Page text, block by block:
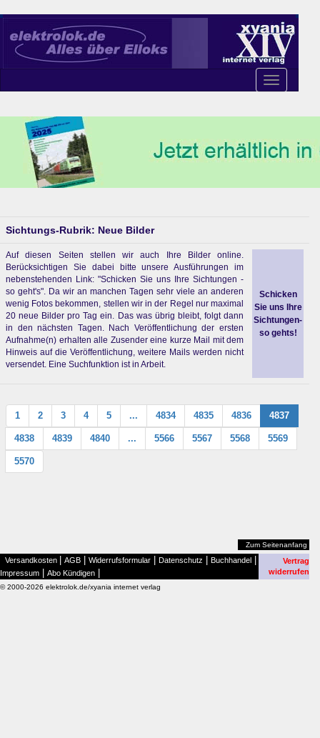
Toggle
navigation
Sichtungs-Rubrik: Neue Bilder
Auf diesen Seiten stellen wir auch Ihre Bilder online.
Berücksichtigen Sie dabei bitte unsere Ausführungen im
nebenstehenden Link: "Schicken Sie uns Ihre Sichtungen -
so geht's". Da wir an manchen Tagen sehr viele an anderen
wenig Fotos bekommen, stellen wir in der Regel nur maximal
20 neue Bilder pro Tag ein. Das was übrig bleibt, folgt dann
in den nächsten Tagen. Nach Veröffentlichung der ersten
Aufnahme(n) erhalten alle Zusender eine kurze Mail mit dem
Hinweis auf die Veröffentlichung, weitere Mails werden nicht
versendet. Eine Suchfunktion ist in Arbeit.
Schicken
Sie uns Ihre
Sichtungen-
so gehts!
1 2 3 4 5 ... 4834 4835 4836 4837
4838 4839 4840 ... 5566 5567 5568 5569
5570
Zum Seitenanfang
Versandkosten AGB Widerrufsformular Datenschutz Buchhandel
Impressum Abo Kündigen
Vertrag
widerrufen
© 2000-2026 elektrolok.de/xyania internet verlag